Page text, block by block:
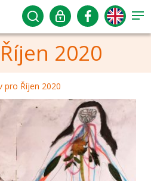
Říjen 2020
pro Říjen 2020